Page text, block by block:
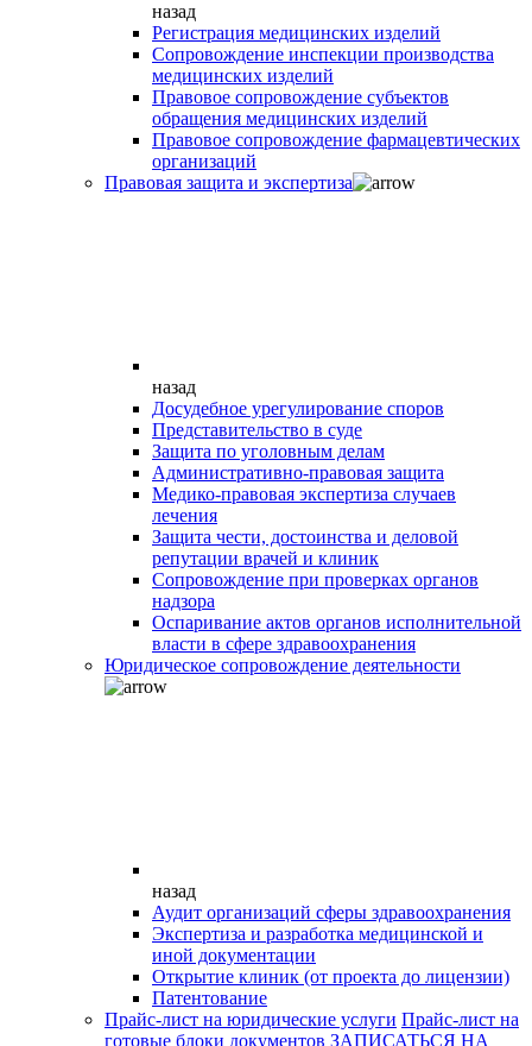
назад
Регистрация медицинских изделий
Сопровождение инспекции производства
медицинских изделий
Правовое сопровождение субъектов
обращения медицинских изделий
Правовое сопровождение фармацевтических
организаций
Правовая защита и экспертиза
назад
Досудебное урегулирование споров
Представительство в суде
Защита по уголовным делам
Административно-правовая защита
Медико-правовая экспертиза случаев
лечения
Защита чести, достоинства и деловой
репутации врачей и клиник
Сопровождение при проверках органов
надзора
Оспаривание актов органов исполнительной
власти в сфере здравоохранения
Юридическое сопровождение деятельности
назад
Аудит организаций сферы здравоохранения
Экспертиза и разработка медицинской и
иной документации
Открытие клиник (от проекта до лицензии)
Патентование
Прайс-лист на юридические услуги Прайс-лист на
готовые блоки документов ЗАПИСАТЬСЯ НА